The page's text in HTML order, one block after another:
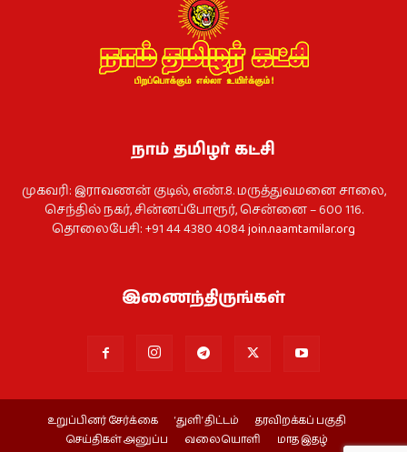
நாம் தமிழர் கட்சி
முகவரி: இராவணன் குடில், எண்.8. மருத்துவமனை சாலை,
செந்தில் நகர், சின்னப்போரூர், சென்னை – 600 116.
தொலைபேசி: +91 44 4380 4084join.naamtamilar.org
இணைந்திருங்கள்
உறுப்பினர் சேர்க்கை ‘துளி’ திட்டம்
தரவிறக்கப் பகுதி
செய்திகள் அனுப்ப
வலையொளி
மாத இதழ்